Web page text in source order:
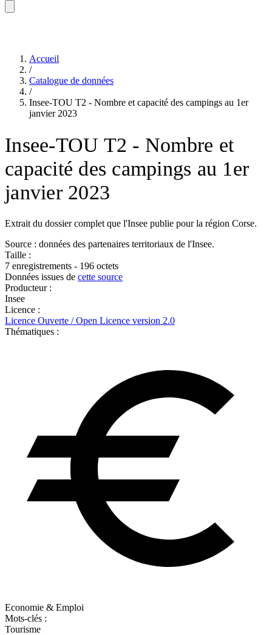
Accueil
/
Catalogue de données
/
Insee-TOU T2 - Nombre et capacité des campings au 1er
janvier 2023
Insee-TOU T2 - Nombre et
capacité des campings au 1er
janvier 2023
Extrait du dossier complet que l'Insee publie pour la région Corse.
Source : données des partenaires territoriaux de l'Insee.
Taille :
7 enregistrements - 196 octets
Données issues de cette source
Producteur :
Insee
Licence :
Licence Ouverte / Open Licence version 2.0
Thématiques :
Economie & Emploi
Mots-clés :
Tourisme